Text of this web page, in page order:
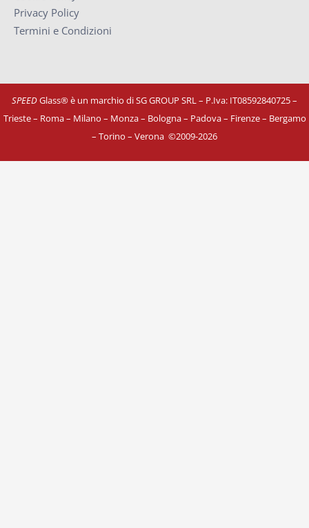
Privacy Policy
Termini e Condizioni
SPEEDGlass® è un marchio di SG GROUP SRL – P.Iva: IT08592840725–
Trieste – Roma – Milano – Monza – Bologna – Padova – Firenze – Bergamo
– Torino – Verona ©2009-2026